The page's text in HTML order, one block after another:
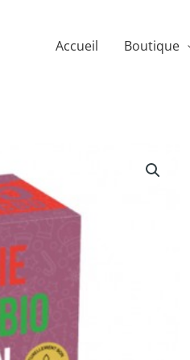
Accueil Boutique